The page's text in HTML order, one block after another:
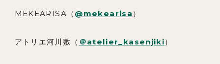
MEKEARISA（ @mekearisa ）
アトリエ河川敷（ ＠atelier_kasenjiki）